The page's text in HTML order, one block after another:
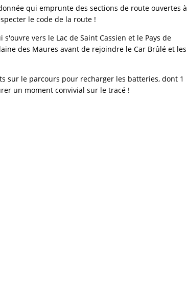
qui emprunte des sections de route ouvertes à
le code de la route !
vers le Lac de Saint Cassien et le Pays de
des Maures avant de rejoindre le Car Brûlé et les
sur le parcours pour recharger les batteries, dont 1
un moment convivial sur le tracé !